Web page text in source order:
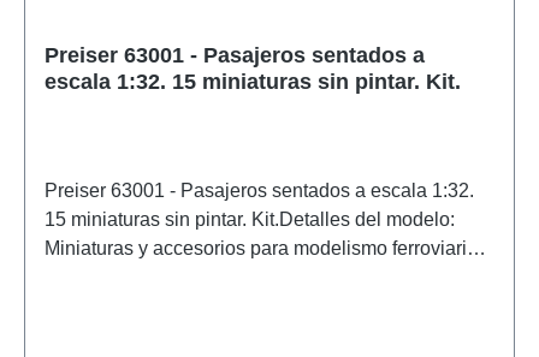
Preiser 63001 - Pasajeros sentados a
escala 1:32. 15 miniaturas sin pintar. Kit.
Preiser 63001 - Pasajeros sentados a escala 1:32.
15 miniaturas sin pintar. Kit.Detalles del modelo:
Miniaturas y accesorios para modelismo ferroviario y